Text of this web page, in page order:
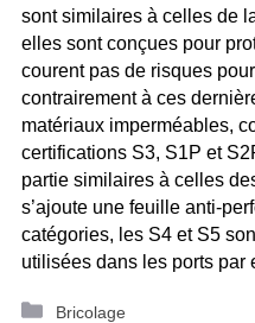
sont similaires à celles de
elles sont conçues pour
courent pas de risques
contrairement à ces
matériaux imperméables,
certifications S3, S1P et
partie similaires à celles
s’ajoute une feuille anti-
catégories, les S4 et S5
utilisées dans les ports par
Catégories
Bricolage